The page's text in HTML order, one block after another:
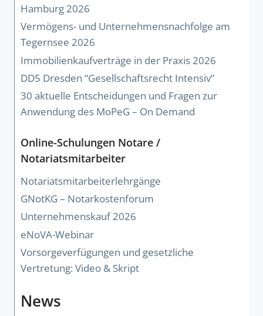
Hamburg 2026
Vermögens- und Unternehmensnachfolge am
Tegernsee 2026
Immobilienkaufverträge in der Praxis 2026
DD5 Dresden “Gesellschaftsrecht Intensiv”
30 aktuelle Entscheidungen und Fragen zur
Anwendung des MoPeG – On Demand
Online-Schulungen Notare /
Notariatsmitarbeiter
Notariatsmitarbeiterlehrgänge
GNotKG – Notarkostenforum
Unternehmenskauf 2026
eNoVA-Webinar
Vorsorgeverfügungen und gesetzliche
Vertretung: Video & Skript
News